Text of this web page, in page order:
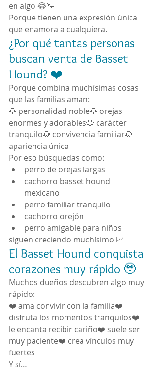
en algo 😂🐾
Porque tienen una expresión única
que enamora a cualquiera.
¿Por qué tantas personas
buscan venta de Basset
Hound? ❤️
Porque combina muchísimas cosas
que las familias aman:
🐶 personalidad noble🐶 orejas
enormes y adorables🐶 carácter
tranquilo🐶 convivencia familiar🐶
apariencia única
Por eso búsquedas como:
perro de orejas largas
cachorro basset hound
mexicano
perro familiar tranquilo
cachorro orejón
perro amigable para niños
siguen creciendo muchísimo 📈
El Basset Hound conquista
corazones muy rápido 🥹
Muchos dueños descubren algo muy
rápido:
❤️ ama convivir con la familia❤️
disfruta los momentos tranquilos❤️
le encanta recibir cariño❤️ suele ser
muy paciente❤️ crea vínculos muy
fuertes
Y sí…